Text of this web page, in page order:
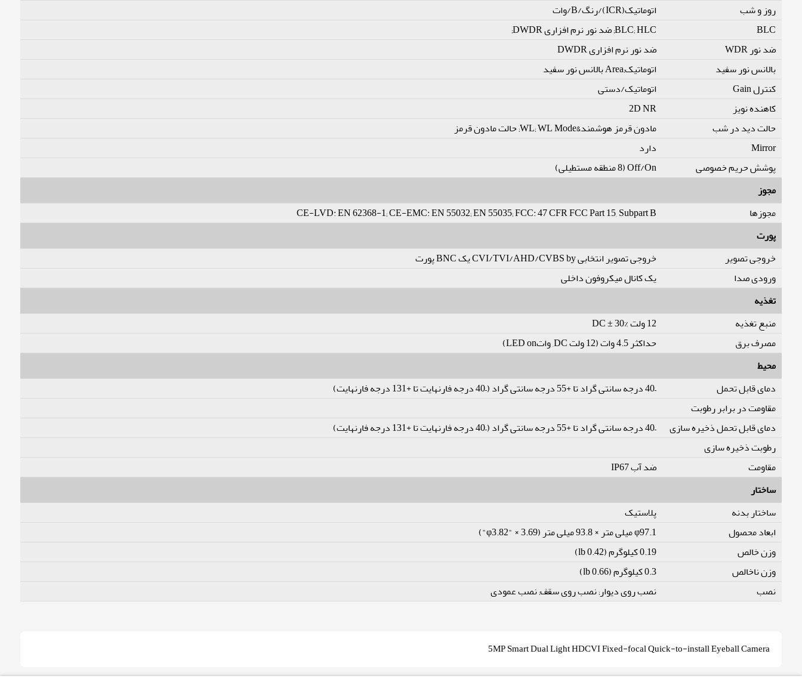
روز و شب
اتوماتیک(ICR)/رنگ/B/وات
BLC
BLC; HLC; ضد نور نرم افزاری DWDR;
ضد نور WDR
ضد نور نرم افزاری DWDR
بالانس نور سفید
اتوماتیک;Area بالانس نور سفید
کنترل Gain
اتوماتیک/دستی
کاهنده نویز
2D NR
حالت دید در شب
مادون قرمز هوشمند&WL; WL Mode; حالت مادون قرمز
Mirror
دارد
پوشش حریم خصوصی
Off/On (8 منطقه مستطیلی)
مجوز
مجوزها
CE-LVD: EN 62368-1; CE-EMC: EN 55032; EN 55035; FCC: 47 CFR FCC Part 15, Subpart B
پورت
خروجی تصویر
خروجی تصویر انتخابی CVI/TVI/AHD/CVBS by یک BNC پورت
ورودی صدا
یک کانال میکروفون داخلی
تغذیه
منبع تغذیه
12 ولت DC ± 30%
مصرف برق
حداکثر 4.5 وات (12 ولت DC, واتLED on)
محیط
دمای قابل تحمل
–40 درجه سانتی گراد تا +55 درجه سانتی گراد (–40 درجه فارنهایت تا +131 درجه فارنهایت)
مقاومت در برابر رطوبت
دمای قابل تحمل ذخیره سازی
–40 درجه سانتی گراد تا +55 درجه سانتی گراد (–40 درجه فارنهایت تا +131 درجه فارنهایت)
رطوبت ذخیره سازی
مقاومت
ضد آب IP67
ساختار
ساختار بدنه
پلاستیک
ابعاد محصول
φ97.1 میلی متر × 93.8 میلی متر (φ3.82" × 3.69")
وزن خالص
0.19 کیلوگرم (0.42 lb)
وزن ناخالص
0.3 کیلوگرم (0.66 lb)
نصب
نصب روی دیوار; نصب روی سقف; نصب عمودی
5MP Smart Dual Light HDCVI Fixed-focal Quick-to-install Eyeball Camera